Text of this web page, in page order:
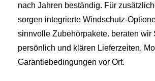
nach Jahren beständig. Für
sorgen integrierte Windschutz-
sinnvolle Zubehörpakete. beraten wir
persönlich und klären Lieferzeiten,
Garantiebedingungen vor Ort.